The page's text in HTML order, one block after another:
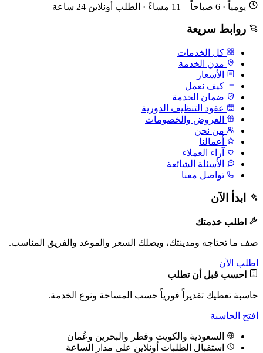
يومياً · 6 صباحاً – 11 مساءً · الطلب أونلاين 24 ساعة
روابط سريعة
كل الخدمات
مدن الخدمة
الأسعار
كيف نعمل
ضمان الخدمة
عقود التنظيف الدورية
العروض والخصومات
من نحن
أعمالنا
آراء العملاء
الأسئلة الشائعة
تواصل معنا
ابدأ الآن
اطلب خدمتك
صف ما تحتاجه ومدينتك، ويصلك السعر والموعد والفريق المناسب.
اطلب الآن
احسب قبل أن تطلب
حاسبة تعطيك تقديراً فورياً حسب المساحة ونوع الخدمة.
افتح الحاسبة
السعودية والكويت وقطر والبحرين وعُمان
استقبال الطلبات أونلاين على مدار الساعة